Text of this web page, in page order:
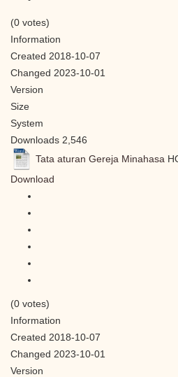
(0 votes)
Information
Created 2018-10-07
Changed 2023-10-01
Version
Size
System
Downloads 2,546
Tata aturan Gereja Minahasa
Download
(0 votes)
Information
Created 2018-10-07
Changed 2023-10-01
Version